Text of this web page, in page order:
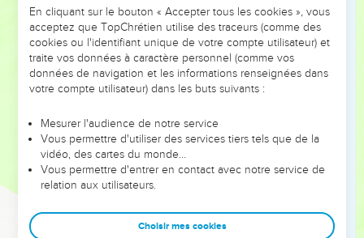
Danites montèrent et combattirent contre Léshem. Ils s'en
emparèrent et la frappèrent du tranchant de l'épée. Ils en
prirent possession, s'y installèrent et l'appelèrent Dan, du
nom de leur ancêtre Dan.
Tel fut l'héritage des clans de la tribu de Dan. C’étaient
Lorsqu'ils eurent fini de procéder au partage du pays
d'après ses frontières, les Israélites donnèrent à Josué, fils de
Nun, une possession au milieu d'eux.
50
ville qu'il avait demandée : Thimnath-Sérach, dans la région
En cliquant sur le bouton « Accepter tous les cookies », vous
acceptez que TopChrétien utilise des traceurs (comme des
cookies ou l'identifiant unique de votre compte utilisateur) et
traite vos données à caractère personnel (comme vos
données de navigation et les informations renseignées dans
votre compte utilisateur) dans les buts suivants :
Mesurer l'audience de notre service
Vous permettre d'utiliser des services tiers tels que de la
vidéo, des cartes du monde…
Vous permettre d'entrer en contact avec notre service de
relation aux utilisateurs.
Choisir mes cookies